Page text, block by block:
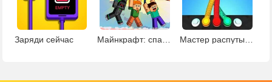
Заряди сейчас